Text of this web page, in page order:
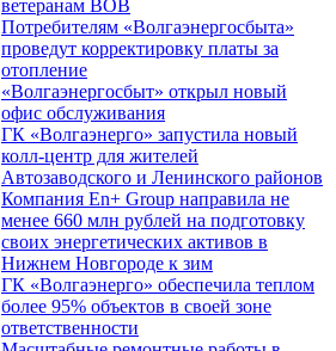
ветеранам ВОВ
Потребителям «Волгаэнергосбыта»
проведут корректировку платы за
отопление
«Волгаэнергосбыт» открыл новый
офис обслуживания
ГК «Волгаэнерго» запустила новый
колл-центр для жителей
Автозаводского и Ленинского районов
Компания En+ Group направила не
менее 660 млн рублей на подготовку
своих энергетических активов в
Нижнем Новгороде к зим
ГК «Волгаэнерго» обеспечила теплом
более 95% объектов в своей зоне
ответственности